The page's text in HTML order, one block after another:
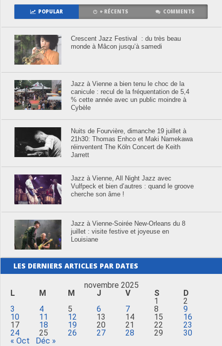
POPULAR + RÉCENTS COMMENTS
Crescent Jazz Festival : du très beau
monde à Mâcon jusqu’à samedi
Jazz à Vienne a bien tenu le choc de la
canicule : recul de la fréquentation de 5,4
% cette année avec un public moindre à
Cybèle
Nuits de Fourvière, dimanche 19 juillet à
21h30: Thomas Enhco et Maki Namekawa
réinventent The Köln Concert de Keith
Jarrett
Jazz à Vienne, All Night Jazz avec
Vulfpeck et bien d’autres : quand le groove
cherche son âme !
Jazz à Vienne-Soirée New-Orleans du 8
juillet : visite festive et joyeuse en
Louisiane
LES DERNIERS ARTICLES PAR DATES
novembre 2025
L
M M J V S
D
1
2
3
4 5 6 7 8
9
10
11 12 13 14 15
16
17
18 19 20 21 22
23
24
25 26 27 28 29
30
« Oct
Déc »